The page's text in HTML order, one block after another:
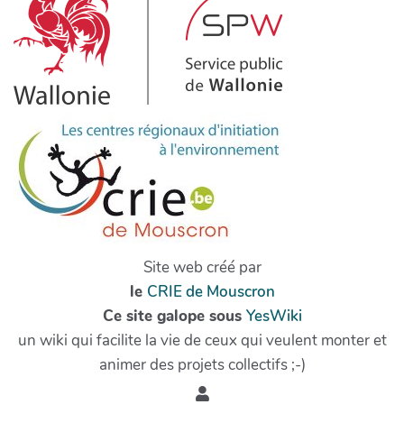
Site web créé par
le CRIE de Mouscron
Ce site galope sous YesWiki
un wiki qui facilite la vie de ceux qui veulent monter et
animer des projets collectifs ;-)